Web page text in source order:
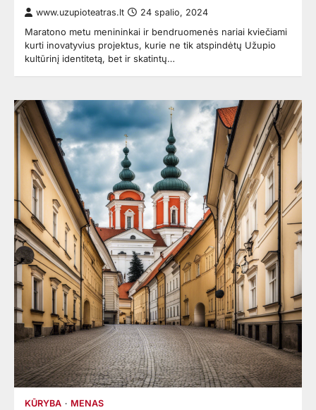
www.uzupioteatras.lt 24 spalio, 2024
Maratono metu menininkai ir bendruomenės nariai kviečiami
kurti inovatyvius projektus, kurie ne tik atspindėtų Užupio
kultūrinį identitetą, bet ir skatintų…
KŪRYBA MENAS